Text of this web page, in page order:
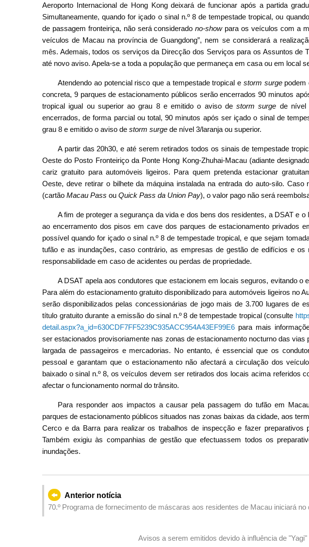
Aeroporto Internacional de Hong Kong deixará de funcionar após a partida
Simultaneamente, quando for içado o sinal n.º 8 de tempestade tropical, ou
de passagem fronteiriça, não será consideradono-showpara os veículos com a
veículos de Macau na província de Guangdong”, nem se considerará a
mês. Ademais, todos os serviços da Direcção dos Serviços para os Assuntos de
até novo aviso. Apela-se a toda a população que permaneça em casa ou em local
Atendendo ao potencial risco que a tempestade tropical e storm surgepodem
concreta, 9 parques de estacionamento públicos serão encerrados 90 minutos
tropical igual ou superior ao grau 8 e emitido o aviso de storm surge de nível
encerrados, de forma parcial ou total, 90 minutos após ser içado o sinal de
grau 8 e emitido o aviso de storm surge de nível 3/laranja ou superior.
A partir das 20h30, e até serem retirados todos os sinais de tempestade
Oeste do Posto Fronteiriço da Ponte Hong Kong-Zhuhai-Macau (adiante
cariz gratuito para automóveis ligeiros. Para quem pretenda estacionar
Oeste, deve retirar o bilhete da máquina instalada na entrada do auto-silo. Caso
(cartão Macau Pass ou Quick Pass da Union Pay), o valor pago não será
A fim de proteger a segurança da vida e dos bens dos residentes, a DSAT e o
ao encerramento dos pisos em cave dos parques de estacionamento privados
possível quando for içado o sinal n.º 8 de tempestade tropical, e que sejam
tufão e as inundações, caso contrário, as empresas de gestão de edifícios e
responsabilidade em caso de acidentes ou perdas de propriedade.
A DSAT apela aos condutores que estacionem em locais seguros, evitando o
Para além do estacionamento gratuito disponibilizado para automóveis ligeiros no
serão disponibilizados pelas concessionárias de jogo mais de 3.700 lugares de
título gratuito durante a emissão do sinal n.º 8 de tempestade tropical (consulte
detail.aspx?a_id=630CDF7FF5239C935ACC954A43EF99E6 para mais
ser estacionados provisoriamente nas zonas de estacionamento nocturno das vias
largada de passageiros e mercadorias. No entanto, é essencial que os
pessoal e garantam que o estacionamento não afectará a circulação dos
baixado o sinal n.º 8, os veículos devem ser retirados dos locais acima referidos
afectar o funcionamento normal do trânsito.
Para responder aos impactos a causar pela passagem do tufão em
parques de estacionamento públicos situados nas zonas baixas da cidade, aos
Cerco e da Barra para realizar os trabalhos de inspecção e fazer preparativos
Também exigiu às companhias de gestão que efectuassem todos os
inundações.
Anterior notícia
70.º Programa de fornecimento de máscaras aos residentes de Macau iniciará no
Avisos a serem emitidos devido à influência de